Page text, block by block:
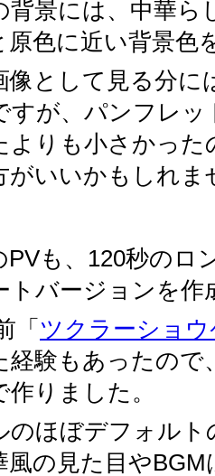
背景には、中華ら
原色に近い背景色
像として見る分に
すが、パンフレ
よりも小さかった
がいいかもしれま
PVも、120秒のロ
トバージョンを作
「 ツクラーショ
経験もあったので
作りました。
のほぼデフォル
風の見た目や